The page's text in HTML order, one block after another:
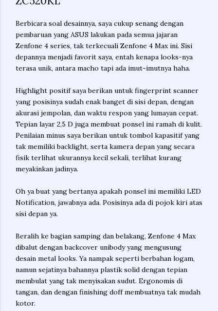
Berbicara soal desainnya, saya cukup senang dengan
pembaruan yang ASUS lakukan pada semua jajaran
Zenfone 4 series, tak terkecuali Zenfone 4 Max ini. Sisi
depannya menjadi favorit saya, entah kenapa looks-nya
terasa unik, antara macho tapi ada imut-imutnya haha.
Highlight positif saya berikan untuk fingerprint scanner
yang posisinya sudah enak banget di sisi depan, dengan
akurasi jempolan, dan waktu respon yang lumayan cepat.
Tepian layar 2,5 D juga membuat ponsel ini ramah di kulit.
Penilaian minus saya berikan untuk tombol kapasitif yang
tak memiliki backlight, serta kamera depan yang secara
fisik terlihat ukurannya kecil sekali, terlihat kurang
meyakinkan jadinya.
Oh ya buat yang bertanya apakah ponsel ini memiliki LED
Notification, jawabnya ada. Posisinya ada di pojok kiri atas
sisi depan ya.
Beralih ke bagian samping dan belakang, Zenfone 4 Max
dibalut dengan backcover unibody yang mengusung
desain metal looks. Ya nampak seperti berbahan logam,
namun sejatinya bahannya plastik solid dengan tepian
membulat yang tak menyisakan sudut. Ergonomis di
tangan, dan dengan finishing doff membuatnya tak mudah
kotor.